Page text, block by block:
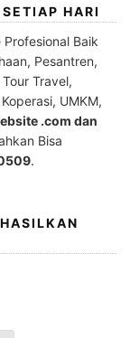
HARI
Baik
Pesantren,
Travel,
UMKM,
.com dan
Bisa
.